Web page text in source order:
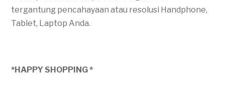
tergantung pencahayaan atau resolusi Handphone,
Tablet, Laptop Anda.
*HAPPY SHOPPING *